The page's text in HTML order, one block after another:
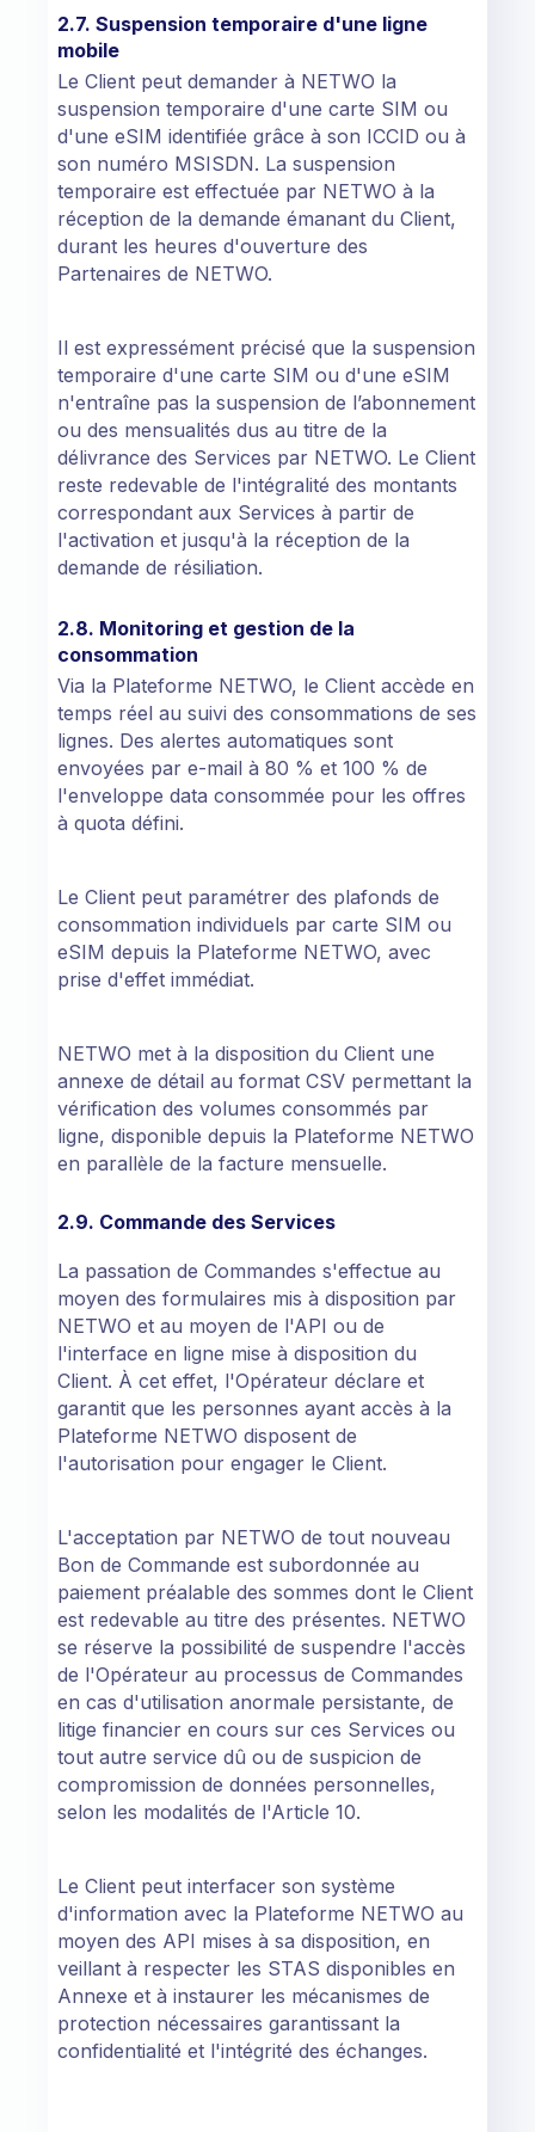
2.7. Suspension temporaire d'une ligne
mobile
Le Client peut demander à NETWO la
suspension temporaire d'une carte SIM ou
d'une eSIM identifiée grâce à son ICCID ou à
son numéro MSISDN. La suspension
temporaire est effectuée par NETWO à la
réception de la demande émanant du Client,
durant les heures d'ouverture des
Partenaires de NETWO.
Il est expressément précisé que la suspension
temporaire d'une carte SIM ou d'une eSIM
n'entraîne pas la suspension de l’abonnement
ou des mensualités dus au titre de la
délivrance des Services par NETWO. Le Client
reste redevable de l'intégralité des montants
correspondant aux Services à partir de
l'activation et jusqu'à la réception de la
demande de résiliation.
2.8. Monitoring et gestion de la
consommation
Via la Plateforme NETWO, le Client accède en
temps réel au suivi des consommations de ses
lignes. Des alertes automatiques sont
envoyées par e-mail à 80 % et 100 % de
l'enveloppe data consommée pour les offres
à quota défini.
Le Client peut paramétrer des plafonds de
consommation individuels par carte SIM ou
eSIM depuis la Plateforme NETWO, avec
prise d'effet immédiat.
NETWO met à la disposition du Client une
annexe de détail au format CSV permettant la
vérification des volumes consommés par
ligne, disponible depuis la Plateforme NETWO
en parallèle de la facture mensuelle.
2.9. Commande des Services
La passation de Commandes s'effectue au
moyen des formulaires mis à disposition par
NETWO et au moyen de l'API ou de
l'interface en ligne mise à disposition du
Client. À cet effet, l'Opérateur déclare et
garantit que les personnes ayant accès à la
Plateforme NETWO disposent de
l'autorisation pour engager le Client.
L'acceptation par NETWO de tout nouveau
Bon de Commande est subordonnée au
paiement préalable des sommes dont le Client
est redevable au titre des présentes. NETWO
se réserve la possibilité de suspendre l'accès
de l'Opérateur au processus de Commandes
en cas d'utilisation anormale persistante, de
litige financier en cours sur ces Services ou
tout autre service dû ou de suspicion de
compromission de données personnelles,
selon les modalités de l'Article 10.
Le Client peut interfacer son système
d'information avec la Plateforme NETWO au
moyen des API mises à sa disposition, en
veillant à respecter les STAS disponibles en
Annexe et à instaurer les mécanismes de
protection nécessaires garantissant la
confidentialité et l'intégrité des échanges.